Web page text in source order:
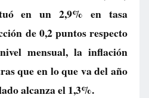
en un 2,9% en tasa
de 0,2 puntos respecto
mensual, la inflación
que en lo que va del año
alcanza el 1,3%.